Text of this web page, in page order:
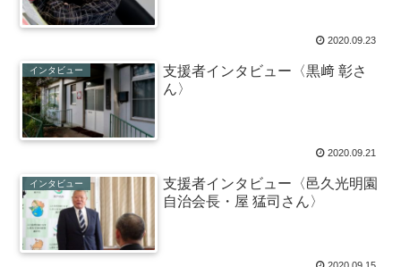
2020.09.23
インタビュー
支援者インタビュー〈黒﨑 彰さ
ん〉
2020.09.21
インタビュー
支援者インタビュー〈邑久光明園
自治会長・屋 猛司さん〉